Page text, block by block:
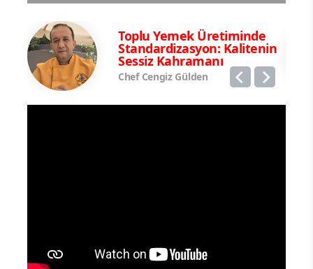
Toplu Yemek Üretiminde
Standardizasyon: Kalitenin
Sessiz Kahramanı
Chef Cengiz Gülden